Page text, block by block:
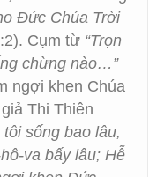
Đức Chúa Trời
Cụm từ “Trọn
chừng nào…”
ngợi khen Chúa
Thi Thiên
tôi sống bao lâu,
va bấy lâu; Hễ